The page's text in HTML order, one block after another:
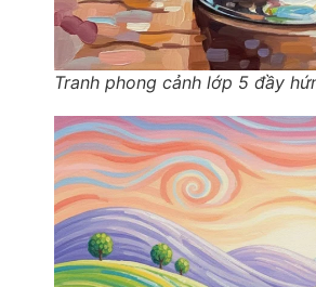
Tranh phong cảnh lớp 5 đầy